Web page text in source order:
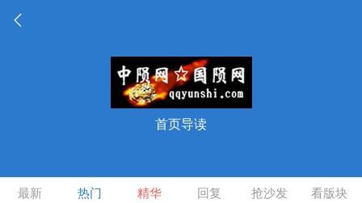
首页导读
最新 热门 精华 回复 抢沙发 看版块